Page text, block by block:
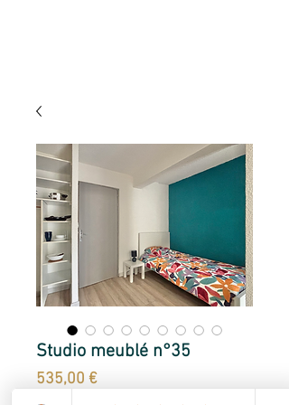
Studio meublé n°35
535,00 €Prix